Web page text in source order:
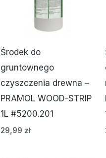
Środek do
gruntownego
czyszczenia drewna –
PRAMOL WOOD-STRIP
1L #5200.201
29,99 zł